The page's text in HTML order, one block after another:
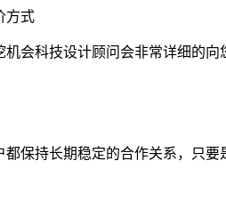
方式
机会科技设计顾问会非常详细的
都保持长期稳定的合作关系，只